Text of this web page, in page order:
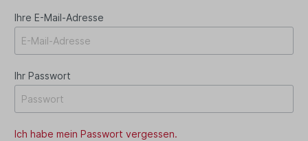
Ihre E-Mail-Adresse
Ihr Passwort
Ich habe mein Passwort vergessen.